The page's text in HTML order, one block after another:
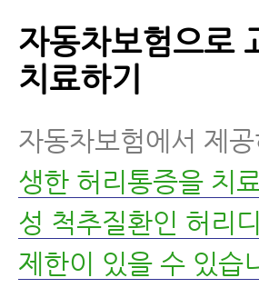
자동차보험으로
치료하기
자동차보험에서 제
생한 허리통증을 치
성 척추질환인 허리
제한이 있을 수 있습